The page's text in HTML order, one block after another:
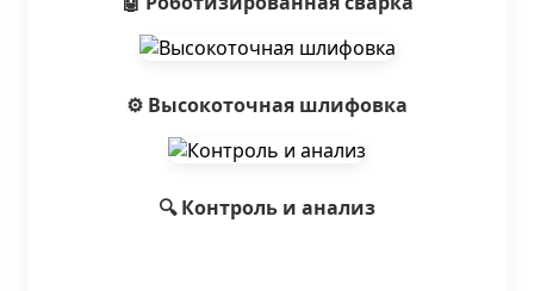
⚙️ Высокоточная шлифовка
🔍 Контроль и анализ